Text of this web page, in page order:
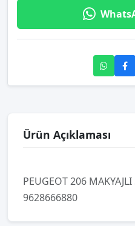
Ürün Açıklaması
PEUGEOT 206 MAKYAJLI
9628666880